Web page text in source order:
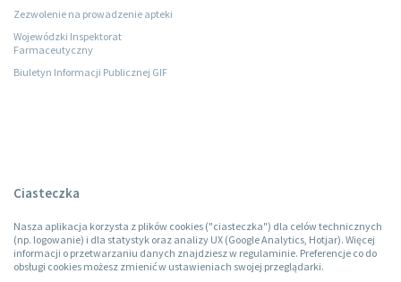
Zezwolenie na prowadzenie apteki
Wojewódzki Inspektorat
Farmaceutyczny
Biuletyn Informacji Publicznej GIF
Ciasteczka
Nasza aplikacja korzysta z plików cookies ("ciasteczka") dla celów technicznych
(np. logowanie) i dla statystyk oraz analizy UX (Google Analytics, Hotjar). Więcej
informacji o przetwarzaniu danych znajdziesz w regulaminie. Preferencje co do
obsługi cookies możesz zmienić w ustawieniach swojej przeglądarki.